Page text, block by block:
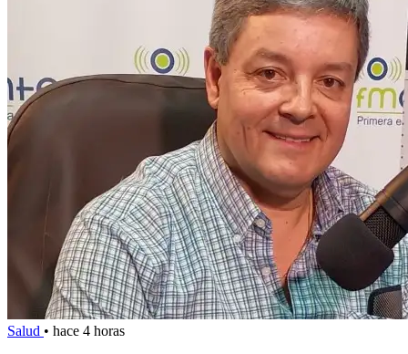
Salud • hace 4 horas